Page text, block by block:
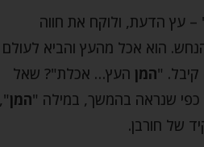
– עץ הדעת, ולוקח את חווה
הוא אכל מהעץ והביא לעולם
קיבל. "המן העץ… אכלת"? שאל
שנראה בהמשך, במילה "המן",
של חורבן.